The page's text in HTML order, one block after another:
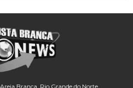
Branca, Rio Grande do Norte